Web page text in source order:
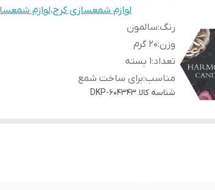
لوازم شمعسازی کرج،لوازم
رنگ:سالمون
وزن:۲۰ گرم
تعداد:۱ بسته
مناسب:برای ساخت شمع
شناسه کالا DKP-604343